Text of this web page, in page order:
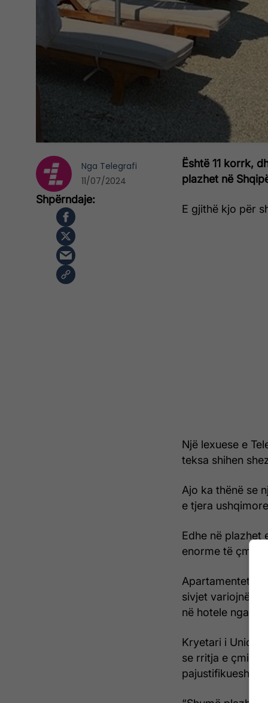
Është 11 korrk,
plazhet në
E gjithë kjo për
Një lexuese e
teksa shihen
Ajo ka thënë se
e tjera
Edhe në plazhet
enorme të
Apartamentet që
sivjet variojnë
në hotele nga
Kryetari i Unionit
se rritja e
pajustifikueshëm.
Nga Telegrafi
11/07/2024